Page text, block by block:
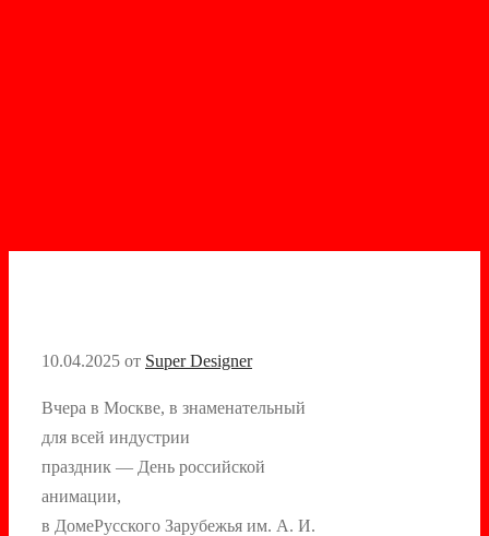
10.04.2025 от Super Designer
Вчера в Москве, в знаменательный
для всей индустрии
праздник — День российской
анимации,
в ДомеРусского Зарубежья им. А. И.